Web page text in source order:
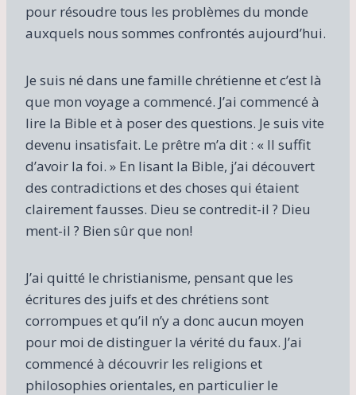
pour résoudre tous les problèmes du monde
auxquels nous sommes confrontés aujourd’hui.
Je suis né dans une famille chrétienne et c’est là
que mon voyage a commencé. J’ai commencé à
lire la Bible et à poser des questions. Je suis vite
devenu insatisfait. Le prêtre m’a dit : « Il suffit
d’avoir la foi. » En lisant la Bible, j’ai découvert
des contradictions et des choses qui étaient
clairement fausses. Dieu se contredit-il ? Dieu
ment-il ? Bien sûr que non!
J’ai quitté le christianisme, pensant que les
écritures des juifs et des chrétiens sont
corrompues et qu’il n’y a donc aucun moyen
pour moi de distinguer la vérité du faux. J’ai
commencé à découvrir les religions et
philosophies orientales, en particulier le